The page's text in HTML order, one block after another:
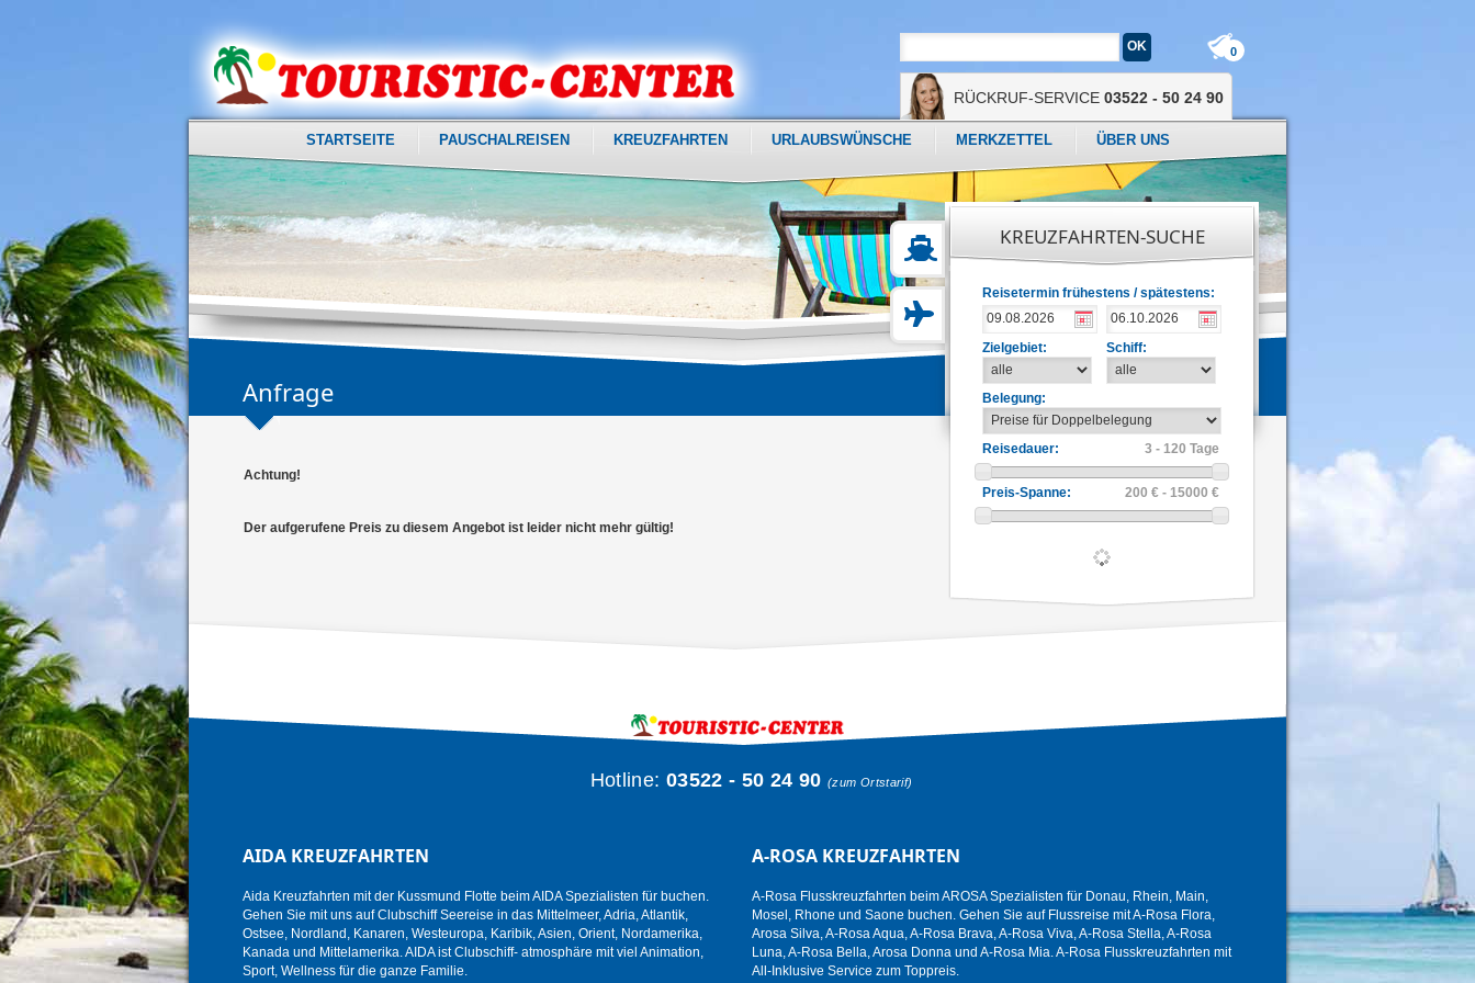
0
RÜCKRUF-SERVICE 03522 - 50 24 90
STARTSEITE PAUSCHALREISEN KREUZFAHRTEN URLAUBSWÜNSCHE MERKZETTEL ÜBER UNS
KREUZFAHRTEN-SUCHE
Reisetermin frühestens / spätestens:
Zielgebiet: Schiff:
Belegung:
Reisedauer: 3 - 120 Tage
Preis-Spanne: 200 € - 15000 €
Anfrage
Achtung!
Der aufgerufene Preis zu diesem Angebot ist leider nicht mehr gültig!
Hotline: 03522 - 50 24 90 (zum Ortstarif)
AIDA KREUZFAHRTEN
Aida Kreuzfahrten mit der Kussmund Flotte beim AIDA Spezialisten für buchen.
Gehen Sie mit uns auf Clubschiff Seereise in das Mittelmeer, Adria, Atlantik,
Ostsee, Nordland, Kanaren, Westeuropa, Karibik, Asien, Orient, Nordamerika,
Kanada und Mittelamerika. AIDA ist Clubschiff- atmosphäre mit viel Animation,
Sport, Wellness für die ganze Familie.
A-ROSA KREUZFAHRTEN
A-Rosa Flusskreuzfahrten beim AROSA Spezialisten für Donau, Rhein, Main,
Mosel, Rhone und Saone buchen. Gehen Sie auf Flussreise mit A-Rosa Flora,
Arosa Silva, A-Rosa Aqua, A-Rosa Brava, A-Rosa Viva, A-Rosa Stella, A-Rosa
Luna, A-Rosa Bella, Arosa Donna und A-Rosa Mia. A-Rosa Flusskreuzfahrten mit
All-Inklusive Service zum Toppreis.